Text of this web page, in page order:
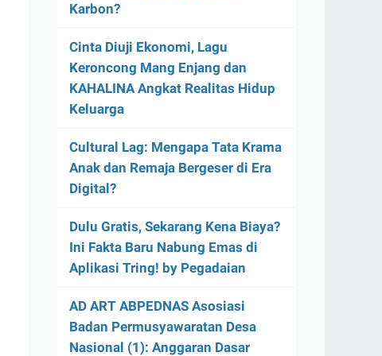
Karbon?
Cinta Diuji Ekonomi, Lagu
Keroncong Mang Enjang dan
KAHALINA Angkat Realitas Hidup
Keluarga
Cultural Lag: Mengapa Tata Krama
Anak dan Remaja Bergeser di Era
Digital?
Dulu Gratis, Sekarang Kena Biaya?
Ini Fakta Baru Nabung Emas di
Aplikasi Tring! by Pegadaian
AD ART ABPEDNAS Asosiasi
Badan Permusyawaratan Desa
Nasional (1): Anggaran Dasar